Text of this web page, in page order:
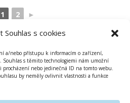
Souhlas s cookies
a/nebo přístupu k informacím o zařízení,
Souhlas s těmito technologiemi nám umožní
procházení nebo jedinečná ID na tomto webu.
by neměly ovlivnit vlastnosti a funkce
1 2 ►